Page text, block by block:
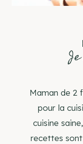
Maman de 2
pour la
cuisine
recettes